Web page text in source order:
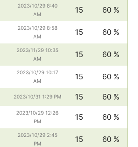
2023/10/29 8:40
AM
15 60 %
2023/10/29 8:58
AM
15 60 %
2023/11/29 10:35
AM
15 60 %
2023/10/29 10:17
AM
15 60 %
2023/10/31 1:29 PM 15 60 %
2023/10/29 12:26
PM
15 60 %
2023/10/29 2:45
PM
15 60 %